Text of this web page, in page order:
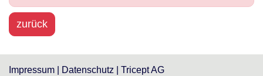
zurück
Impressum Datenschutz Tricept AG